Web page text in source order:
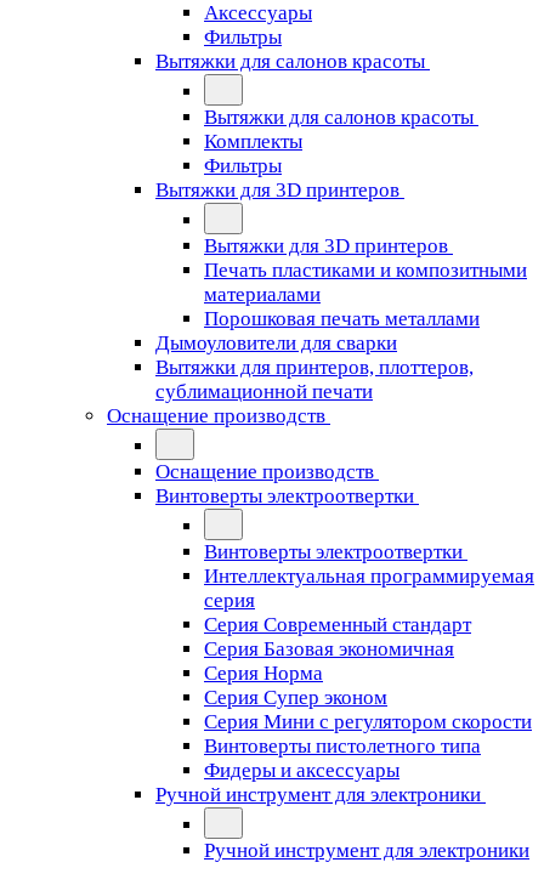
Аксессуары
Фильтры
Вытяжки для салонов красоты
Вытяжки для салонов красоты
Комплекты
Фильтры
Вытяжки для 3D принтеров
Вытяжки для 3D принтеров
Печать пластиками и композитными
материалами
Порошковая печать металлами
Дымоуловители для сварки
Вытяжки для принтеров, плоттеров,
сублимационной печати
Оснащение производств
Оснащение производств
Винтоверты электроотвертки
Винтоверты электроотвертки
Интеллектуальная программируемая
серия
Серия Современный стандарт
Серия Базовая экономичная
Серия Норма
Серия Cупер эконом
Серия Мини с регулятором скорости
Винтоверты пистолетного типа
Фидеры и аксессуары
Ручной инструмент для электроники
Ручной инструмент для электроники